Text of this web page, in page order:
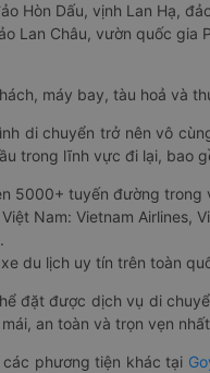
Hòn Dấu, vịnh Lan Hạ,
Lan Châu, vườn quốc
máy bay, tàu hoả và
di chuyển trở nên vô
trong lĩnh vực đi lại, bao
5000+ tuyến đường trong
Nam: Vietnam Airlines,
du lịch uy tín trên toàn
đặt được dịch vụ di
an toàn và trọn vẹn
phương tiện khác tại